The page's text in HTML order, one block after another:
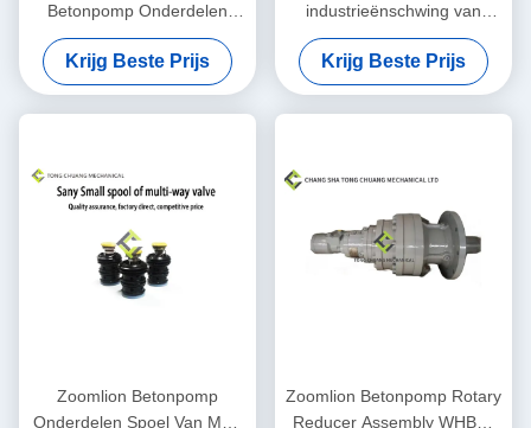
Betonpomp Onderdelen
Boom Balansklep
Krijg Beste Prijs
industrieënschwing van
Sanyzoomlion van de
Concrete Pompdelen
Concrete de
Zuigerassemblage
Krijg Beste Prijs
Zoomlion Betonpomp
Onderdelen Spoel Van Multi
Zoomlion Betonpomp Rotary
Reducer Assembly WHBH-